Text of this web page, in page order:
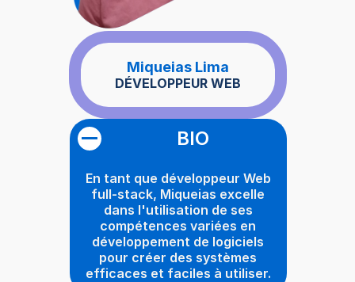
Miqueias Lima
DÉVELOPPEUR WEB
BIO
En tant que développeur Web
full-stack, Miqueias excelle
dans l'utilisation de ses
compétences variées en
développement de logiciels
pour créer des systèmes
efficaces et faciles à utiliser.